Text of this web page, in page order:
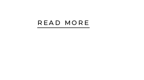
READ MORE